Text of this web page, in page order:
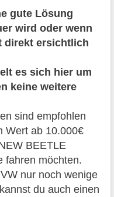
gute Lösung
wird oder wenn
direkt ersichtlich
es sich hier um
keine weitere
sind empfohlen
Wert ab 10.000€
BEETLE
fahren möchten.
nur noch wenige
du auch einen